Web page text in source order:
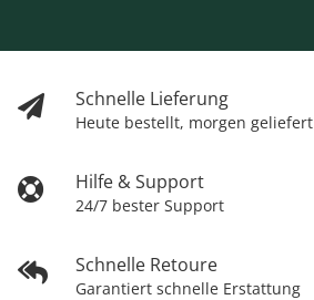
Schnelle Lieferung
Heute bestellt, morgen geliefert
Hilfe & Support
24/7 bester Support
Schnelle Retoure
Garantiert schnelle Erstattung